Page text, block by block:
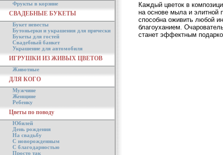
Фрукты в корзине
СВАДЕБНЫЕ БУКЕТЫ
Букет невесты
Бутоньерки и украшения для прически
Букеты для гостей
Свадебный банкет
Украшение для автомобиля
ИГРУШКИ ИЗ ЖИВЫХ ЦВЕТОВ
Животные
ДЛЯ КОГО
Мужчине
Женщине
Ребенку
Цветы по поводу
Юбилей
День рождения
На свадьбу
С новорожденным
С благодарностью
Просто так
Каждый цветок в
на основе мыла и элитной
способна оживить любой
благоуханием.
станет эффектным